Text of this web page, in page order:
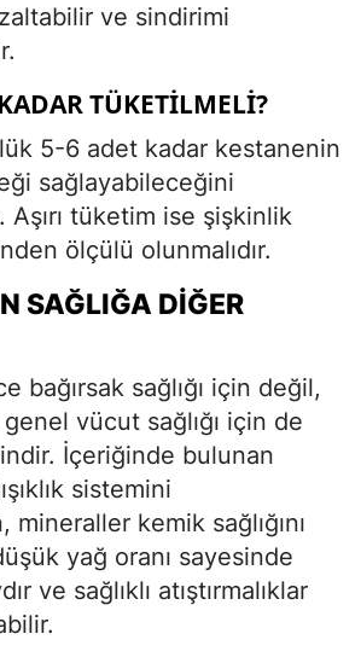
ve sindirimi
TÜKETILMELI?
5-6 adet kadar kestanenin
sağlayabileceğini
tüketim ise şişkinlik
ölçülü olunmalıdır.
SAĞLIĞA DIĞER
bağırsak sağlığı için değil,
vücut sağlığı için de
İçeriğinde bulunan
sistemini
kemik sağlığını
yağ oranı sayesinde
ve sağlıklı atıştırmalıklar